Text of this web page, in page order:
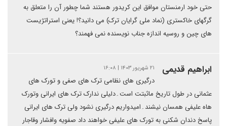
حتی خود ارمنستان موافق این کریدور هستند شما چطور آن را متعلق به
گرگهای خاکستری (نماد ملی گرایان ترک) می دانید؟! یعنی استراتژیست
های چین و روسیه اندازه جناب نویسنده نمی فهمند؟
ابراهیم قدیمی ۲۱ شهریور ۱۴۰۳ | ۱۶:۰۸
درگیری های نظامی ترک های صفی و تورک های
عثمانی در طول تاریخ ماثبتت است۔دلیلی ندارک ترک های ایرانی وتورک
هاه علیفی همسان نیشند۔امیدواریم درگیری نشود ولی ترک های ایرانی
پاسخ دندان شکنی به تورک های علیفی خواهند داد صفویه وافشار وقاجار